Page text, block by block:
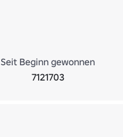
Seit Beginn gewonnen
7121703